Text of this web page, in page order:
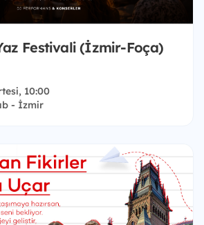
Festivali (İzmir-Foça)
10:00
- İzmir